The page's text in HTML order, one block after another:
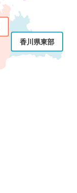
香川県東部